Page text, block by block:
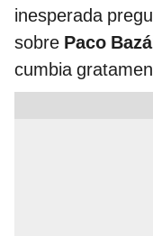
inesperada
sobre Paco
cumbia